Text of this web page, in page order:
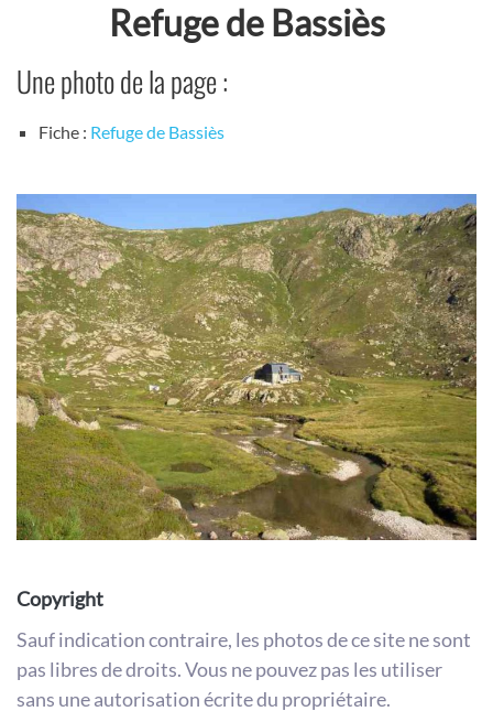
Refuge de Bassiès
Une photo de la page :
Fiche : Refuge de Bassiès
Copyright
Sauf indication contraire, les photos de ce site ne sont
pas libres de droits. Vous ne pouvez pas les utiliser
sans une autorisation écrite du propriétaire.